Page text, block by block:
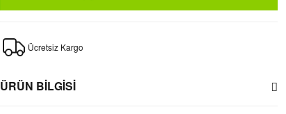
Ücretsiz Kargo
ÜRÜN BİLGİSİ